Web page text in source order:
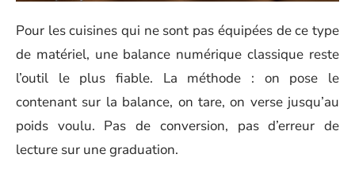
Pour les cuisines qui ne sont pas équipées de ce type
de matériel, une balance numérique classique reste
l’outil le plus fiable. La méthode : on pose le
contenant sur la balance, on tare, on verse jusqu’au
poids voulu. Pas de conversion, pas d’erreur de
lecture sur une graduation.